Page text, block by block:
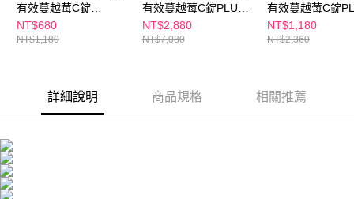
※ 交易是否成功請以「AFTEE先享後付 」之結帳頁面顯示為準，若有關於
是否繳費成功／繳費後需取消欲退款等相關疑問，請聯繫「AFTEE先享後付
客戶支援中心」
https://netprotections.freshdesk.com/support/home
易，需依本服務之必要範圍內提供個人資料，並將交易相關給付款項請求債
權轉讓予恩沛科技股份有限公司。
付款後萊爾富取貨
每筆NT$100，滿NT$600(含以上)免運費
有效蔓越莓C錠
PLUS(30入/盒) D-甘露
糖+私密益生菌
NT$680
NT$1,180
有效蔓越莓C錠PLUS
30錠/盒 (x6盒) D-甘露
糖+私密益生菌
NT$2,880
NT$7,080
有效蔓越莓C錠
30錠/盒 (x2盒)
糖+私密益生菌
NT$1,180
NT$2,360
詳細說明 商品規格 相關推薦